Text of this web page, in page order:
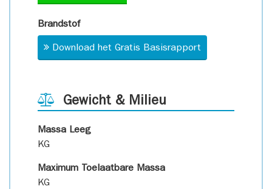
Brandstof
Download het Gratis Basisrapport
Gewicht & Milieu
Massa Leeg
KG
Maximum Toelaatbare Massa
KG